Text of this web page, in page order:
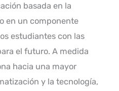
basada en la
en un componente
estudiantes con las
el futuro. A medida
hacia una mayor
y la tecnología,